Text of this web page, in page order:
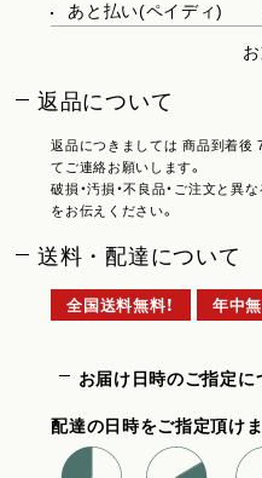
あと払い(ペイディ)
返品について
返品につきましては 商品到着後
てご連絡お願いします。
破損・汚損・不良品・ご注文と異
をお伝えください。
送料・配達について
全国送料無料！ 年中
お届け日時のご指定に
配達の日時をご指定頂けま